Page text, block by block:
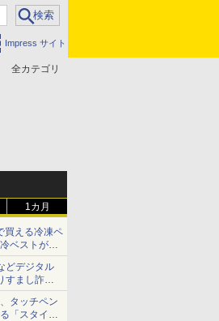
Impress サイト
全カテゴリ
1カ月
買える冷凍ペ
ベストがロ
・ざ・ろー
てる？】
どデジタル
すまし詐欺
真や映像を
タッチペン
「スタイラ